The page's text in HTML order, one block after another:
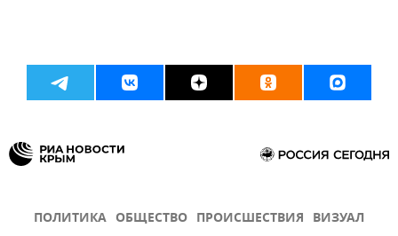
ПОЛИТИКА ОБЩЕСТВО ПРОИСШЕСТВИЯ ВИЗУАЛ